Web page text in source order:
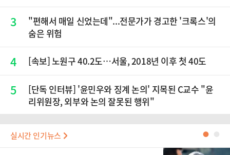
3
"편해서 매일 신었는데"...전문가가 경고한 '크록스'의
숨은 위험
4 [속보] 노원구 40.2도…서울, 2018년 이후 첫 40도
5
[단독 인터뷰] '윤민우와 징계 논의' 지목된 C교수 "윤
리위원장, 외부와 논의 잘못된 행위"
실시간 인기뉴스 ●